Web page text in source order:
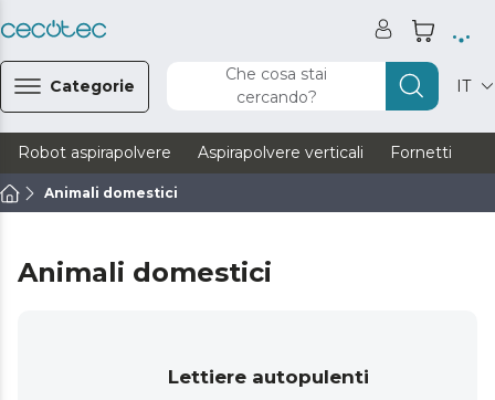
Categorie
Che cosa stai
cercando?
IT
Robot aspirapolvere Aspirapolvere verticali Fornetti
Animali domestici
Animali domestici
Lettiere autopulenti